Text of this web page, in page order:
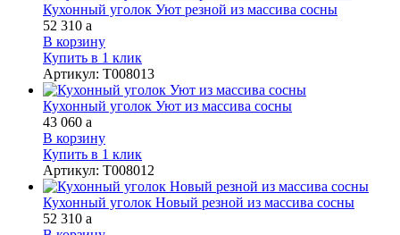
Кухонный уголок Уют резной из массива сосны
52 310 a
В корзину
Купить в 1 клик
Артикул: Т008013
Кухонный уголок Уют из массива сосны
43 060 a
В корзину
Купить в 1 клик
Артикул: Т008012
Кухонный уголок Новый резной из массива сосны
52 310 a